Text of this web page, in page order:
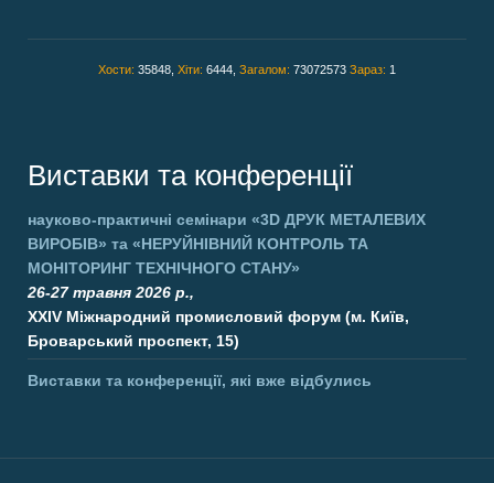
Хости: 35848, Хіти: 6444, Загалом: 73072573 Зараз: 1
Виставки та конференції
науково-практичні семінари «3D ДРУК МЕТАЛЕВИХ
ВИРОБІВ» та «НЕРУЙНІВНИЙ КОНТРОЛЬ ТА
МОНІТОРИНГ ТЕХНІЧНОГО СТАНУ»
26-27 травня 2026 р.,
XXIV Міжнародний промисловий форум (м. Київ,
Броварський проспект, 15)
Виставки та конференції, які вже відбулись